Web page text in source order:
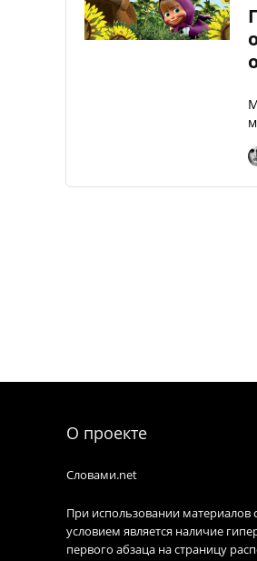
О проекте
Словами.net
При использовании материалов
условием является наличие
первого абзаца на страницу